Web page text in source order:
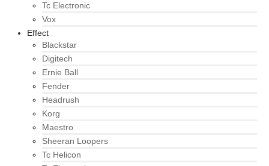
Tc Electronic
Vox
Effect
Blackstar
Digitech
Ernie Ball
Fender
Headrush
Korg
Maestro
Sheeran Loopers
Tc Helicon